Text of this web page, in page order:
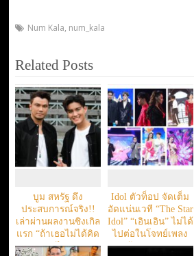
Num Kala, num_kala
Related Posts
บูม สหรัฐ ดึง
ประสบการณ์จริง!!
เล่าผ่านผลงานซิงเกิล
แรก “ถ้าเธอไม่ได้คิด
อะไร”
Idol ตัวท็อป จัดเต็ม
อัดแน่นเวที “The Star
Idol” “เอินเอิน” ไม่ได้
ไปต่อในโจทย์เพลง
ร้องคู่ศิลปิน